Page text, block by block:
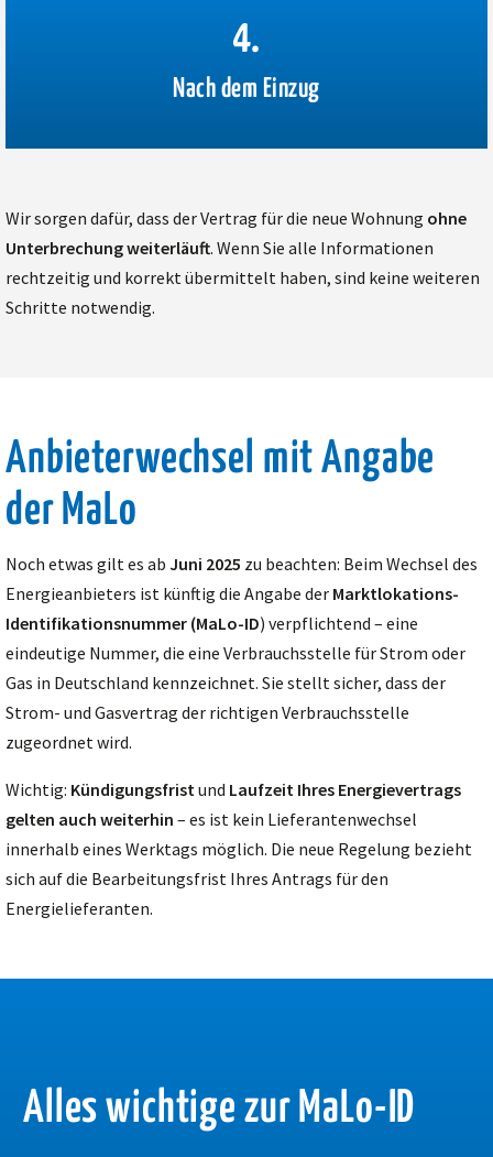
4.
Nach dem Einzug
Wir sorgen dafür, dass der Vertrag für die neue Wohnung ohne
Unterbrechung weiterläuft. Wenn Sie alle Informationen
rechtzeitig und korrekt übermittelt haben, sind keine weiteren
Schritte notwendig.
Anbieterwechsel mit Angabe
der MaLo
Noch etwas gilt es ab Juni 2025 zu beachten: Beim Wechsel des
Energieanbieters ist künftig die Angabe der Marktlokations-
Identifikationsnummer (MaLo-ID) verpflichtend – eine
eindeutige Nummer, die eine Verbrauchsstelle für Strom oder
Gas in Deutschland kennzeichnet. Sie stellt sicher, dass der
Strom- und Gasvertrag der richtigen Verbrauchsstelle
zugeordnet wird.
Wichtig: Kündigungsfristund Laufzeit Ihres Energievertrags
gelten auch weiterhin – es ist kein Lieferantenwechsel
innerhalb eines Werktags möglich. Die neue Regelung bezieht
sich auf die Bearbeitungsfrist Ihres Antrags für den
Energielieferanten.
Alles wichtige zur MaLo-ID